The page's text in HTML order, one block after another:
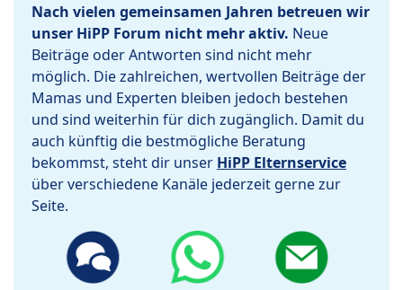
Nach vielen gemeinsamen Jahren betreuen wir
unser HiPP Forum nicht mehr aktiv. Neue
Beiträge oder Antworten sind nicht mehr
möglich. Die zahlreichen, wertvollen Beiträge der
Mamas und Experten bleiben jedoch bestehen
und sind weiterhin für dich zugänglich. Damit du
auch künftig die bestmögliche Beratung
bekommst, steht dir unser HiPP Elternservice
über verschiedene Kanäle jederzeit gerne zur
Seite.